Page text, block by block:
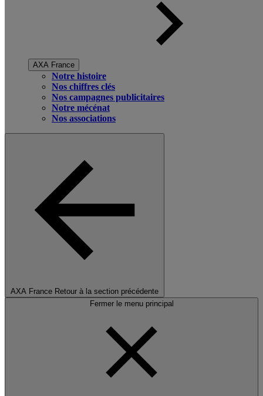
AXA France
Notre histoire
Nos chiffres clés
Nos campagnes publicitaires
Notre mécénat
Nos associations
AXA France Retour à la section précédente
Fermer le menu principal